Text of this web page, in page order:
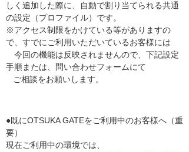
しく追加した際に、自動で割り当てられる共通
の設定（プロファイル）です。
※アクセス制限をかけている等がありますの
で、すでにご利用いただいているお客様には
今回の機能は反映されませんので、下記設定
手順または、問い合わせフォームにて
ご相談をお願いします。
●既にOTSUKA GATEをご利用中のお客様へ（重
要）
現在ご利用中の環境では、